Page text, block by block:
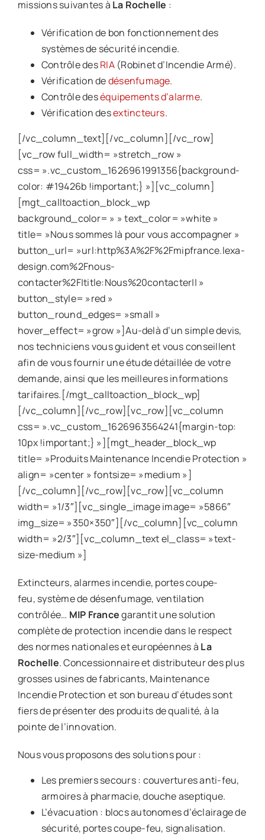
missions suivantes à La Rochelle :
Vérification de bon fonctionnement des
systèmes de sécurité incendie.
Contrôle desRIA(Robinet d’Incendie Armé).
Vérification dedésenfumage.
Contrôle deséquipements d’alarme.
Vérification desextincteurs.
[/vc_column_text][/vc_column][/vc_row]
[vc_row full_width= »stretch_row »
css= ».vc_custom_1626961991356{background-
color: #19426b !important;} »][vc_column]
[mgt_calltoaction_block_wp
background_color= » » text_color= »white »
title= »Nous sommes là pour vous accompagner »
button_url= »url:http%3A%2F%2Fmipfrance.lexa-
design.com%2Fnous-
contacter%2F|title:Nous%20contacter|| »
button_style= »red »
button_round_edges= »small »
hover_effect= »grow »]Au-delà d’un simple devis,
nos techniciens vous guident et vous conseillent
afin de vous fournir une étude détaillée de votre
demande, ainsi que les meilleures informations
tarifaires.[/mgt_calltoaction_block_wp]
[/vc_column][/vc_row][vc_row][vc_column
css= ».vc_custom_1626963564241{margin-top:
10px !important;} »][mgt_header_block_wp
title= »Produits Maintenance Incendie Protection »
align= »center » fontsize= »medium »]
[/vc_column][/vc_row][vc_row][vc_column
width= »1/3″][vc_single_image image= »5866″
img_size= »350×350″][/vc_column][vc_column
width= »2/3″][vc_column_text el_class= »text-
size-medium »]
Extincteurs, alarmes incendie, portes coupe-
feu, système de désenfumage, ventilation
contrôlée… MIP Francegarantit une solution
complète de protection incendie dans le respect
des normes nationales et européennes à La
Rochelle. Concessionnaire et distributeur des plus
grosses usines de fabricants, Maintenance
Incendie Protection et son bureau d’études sont
fiers de présenter des produits de qualité, à la
pointe de l’innovation.
Nous vous proposons des solutions pour :
Les premiers secours : couvertures anti-feu,
armoires à pharmacie, douche aseptique.
L’évacuation : blocs autonomes d’éclairage de
sécurité, portes coupe-feu, signalisation.